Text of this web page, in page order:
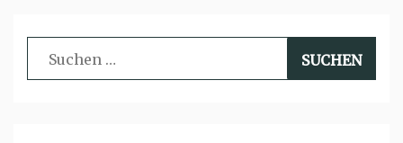
Suchen
nach: